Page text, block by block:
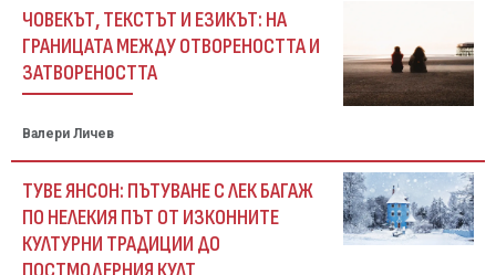
ЧОВЕКЪТ, ТЕКСТЪТ И ЕЗИКЪТ: НА
ГРАНИЦАТА МЕЖДУ ОТВОРЕНОСТТА И
ЗАТВОРЕНОСТТА
Валери Личев
ТУВЕ ЯНСОН: ПЪТУВАНЕ С ЛЕК БАГАЖ
ПО НЕЛЕКИЯ ПЪТ ОТ ИЗКОННИТЕ
КУЛТУРНИ ТРАДИЦИИ ДО